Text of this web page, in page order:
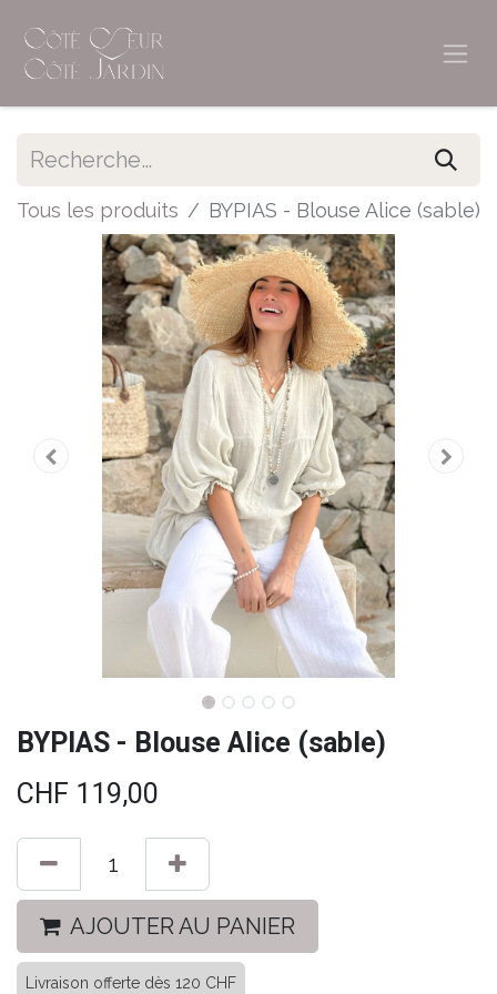
Tous les produits BYPIAS - Blouse Alice (sable)
BYPIAS - Blouse Alice (sable)
CHF 119,00
AJOUTER AU PANIER
Livraison offerte dès 120 CHF